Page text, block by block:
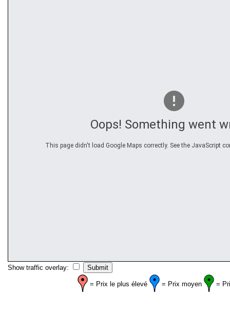
Oops! Something went
This page didn't load Google Maps correctly. See the JavaScript
Show traffic overlay:
= Prix le plus élevé = Prix moyen =